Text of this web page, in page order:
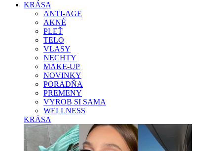
KRÁSA
ANTI-AGE
AKNÉ
PLEŤ
TELO
VLASY
NECHTY
MAKE-UP
NOVINKY
PORADŇA
PREMENY
VYROB SI SAMA
WELLNESS
KRÁSA